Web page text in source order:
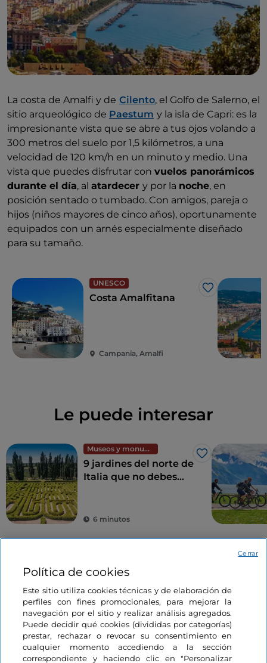
La costa de Amalfi y de Cilento, el Golfo de Salerno, el
sitio arqueológico de Paestum y la isla de Capri: es la
impresionante vista que se abre a tus ojos volando a
300 metros del suelo por 1,5 kilómetros, a una
velocidad de 120 km/h en un minuto y medio. Una
vista que puedes disfrutar con vuelos panorámicos
durante el día, al atardecer y por la noche, en
posición sentado o tumbado. Con amigos, pareja o
hijos (niños mayores de cinco años), oportunamente
equipados con un arnés especialmente diseñado
para su tamaño.
UNESCO
Me gusta
Costa Amalfitana
Campania, Amalfi
Le puede interesar
Museos y monumentos
Me gusta
9 jardines del norte de
Italia que no debes
6 minutos
Información del sitio
Política de cookies
Este sitio utiliza cookies técnicas y de elaboración de
perfiles con fines promocionales, para mejorar la
navegación por el sitio y realizar análisis agregados.
Puede decidir qué cookies (divididas por categorías)
prestar, rechazar o revocar su consentimiento en
cualquier momento accediendo a la sección
correspondiente y haciendo clic en "Personalizar
Cerrar